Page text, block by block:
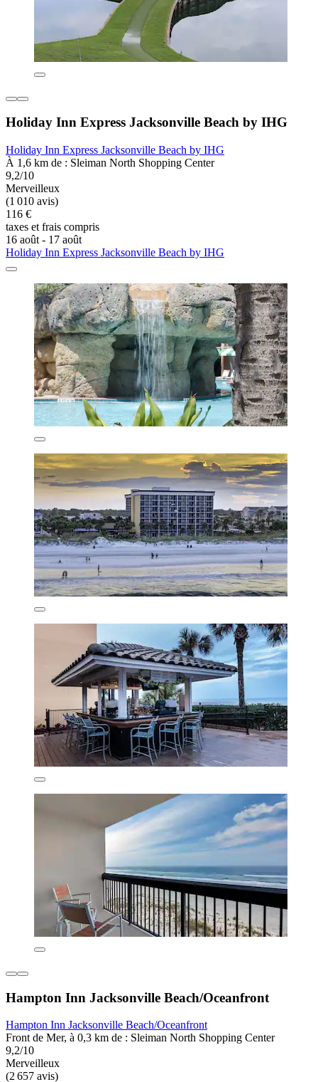
Holiday Inn Express Jacksonville Beach by IHG
Holiday Inn Express Jacksonville Beach by IHG
À 1,6 km de : Sleiman North Shopping Center
9,2/10
Merveilleux
(1 010 avis)
116 €
taxes et frais compris
16 août - 17 août
Holiday Inn Express Jacksonville Beach by IHG
Hampton Inn Jacksonville Beach/Oceanfront
Hampton Inn Jacksonville Beach/Oceanfront
Front de Mer, à 0,3 km de : Sleiman North Shopping Center
9,2/10
Merveilleux
(2 657 avis)